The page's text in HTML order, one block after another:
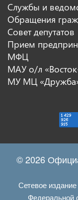
Службы и
Обращения
Совет депутатов
Прием
МФЦ
МАУ о/л
МУ МЦ
© 2026
Сетевое
Федеральной